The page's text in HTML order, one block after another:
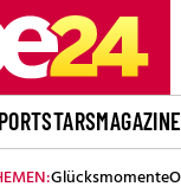
STARSMAGAZINE
Glücksmomente